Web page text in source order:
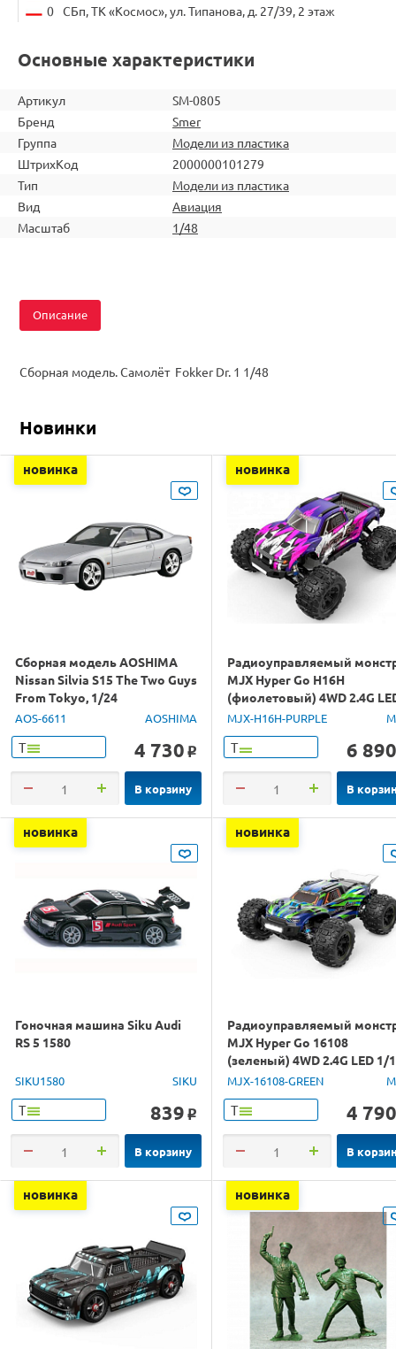
0 СБп, ТК «Космос», ул. Типанова, д. 27/39, 2 этаж
Основные характеристики
Артикул
SM-0805
Бренд
Smer
Группа
Модели из пластика
ШтрихКод
2000000101279
Тип
Модели из пластика
Вид
Авиация
Масштаб
1/48
Описание
Сборная модель. Самолёт Fokker Dr. 1 1/48
Новинки
новинка
Сборная модель AOSHIMA
Nissan Silvia S15 The Two Guys
From Tokyo, 1/24
AOS-6611 AOSHIMA
Т 4 730 o
В корзину
новинка
Радиоуправляемый
MJX Hyper Go H16H
(фиолетовый) 4WD 2.4G
GPS 1/16 RTR
MJX-H16H-PURPLE
Т 6 890
В
новинка
Гоночная машина Siku Audi
RS 5 1580
SIKU1580 SIKU
Т 839 o
В корзину
новинка
Радиоуправляемый
MJX Hyper Go 16108
(зеленый) 4WD 2.4G LED 1/
RTR
MJX-16108-GREEN
Т 4 790
В
новинка новинка